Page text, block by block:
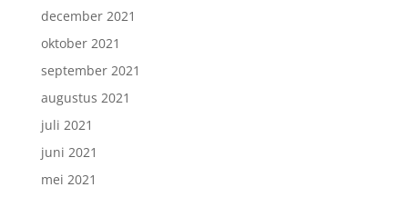
december 2021
oktober 2021
september 2021
augustus 2021
juli 2021
juni 2021
mei 2021